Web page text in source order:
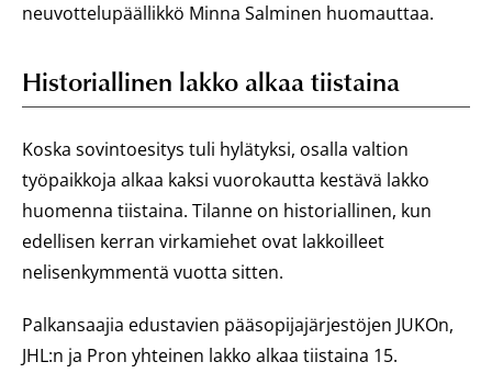
neuvottelupäällikkö Minna Salminen huomauttaa.
Historiallinen lakko alkaa tiistaina
Koska sovintoesitys tuli hylätyksi, osalla valtion
työpaikkoja alkaa kaksi vuorokautta kestävä lakko
huomenna tiistaina. Tilanne on historiallinen, kun
edellisen kerran virkamiehet ovat lakkoilleet
nelisenkymmentä vuotta sitten.
Palkansaajia edustavien pääsopijajärjestöjen JUKOn,
JHL:n ja Pron yhteinen lakko alkaa tiistaina 15.